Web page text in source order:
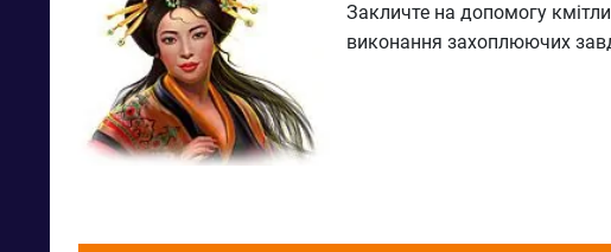
Закличте на допомогу
виконання захоплюючих